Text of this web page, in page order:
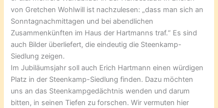
von Gretchen Wohlwill ist nachzulesen: „dass man sich an
Sonntagnachmittagen und bei abendlichen
Zusammenkünften im Haus der Hartmanns traf.“ Es sind
auch Bilder überliefert, die eindeutig die Steenkamp-
Siedlung zeigen.
Im Jubiläumsjahr soll auch Erich Hartmann einen würdigen
Platz in der Steenkamp-Siedlung finden. Dazu möchten
uns an das Steenkampgedächtnis wenden und darum
bitten, in seinen Tiefen zu forschen. Wir vermuten hier